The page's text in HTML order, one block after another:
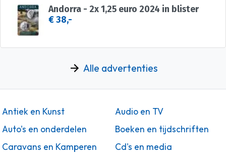
Andorra - 2x 1,25 euro 2024 in blister
€ 38,-
Alle advertenties
Antiek en Kunst
Audio en TV
Auto's en onderdelen
Boeken en tijdschriften
Caravans en Kamperen
Cd's en media